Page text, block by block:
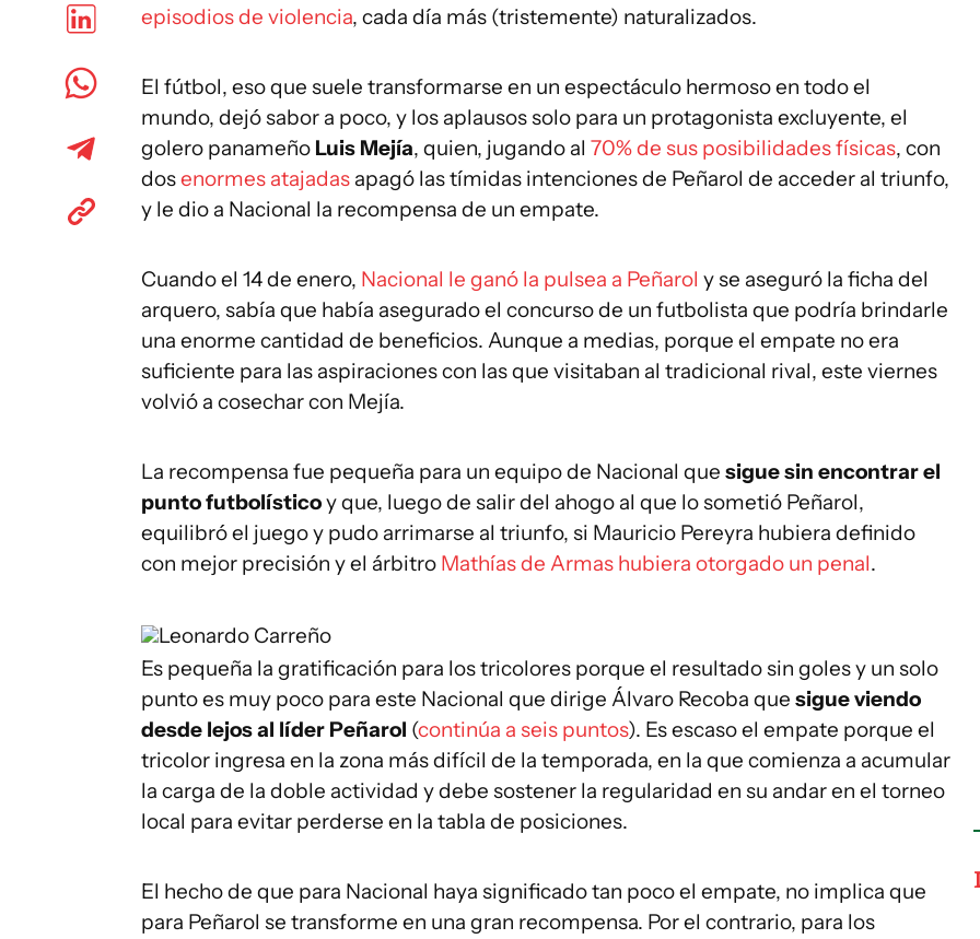
episodios de violencia, cada día más (tristemente) naturalizados.
El fútbol, eso que suele transformarse en un espectáculo hermoso en todo el
mundo, dejó sabor a poco, y los aplausos solo para un protagonista excluyente, el
golero panameño Luis Mejía, quien, jugando al 70% de sus posibilidades físicas, con
dosenormes atajadas apagó las tímidas intenciones de Peñarol de acceder al triunfo,
y le dio a Nacional la recompensa de un empate.
Cuando el 14 de enero, Nacional le ganó la pulsea a Peñarol y se aseguró la ficha del
arquero, sabía que había asegurado el concurso de un futbolista que podría brindarle
una enorme cantidad de beneficios. Aunque a medias, porque el empate no era
suficiente para las aspiraciones con las que visitaban al tradicional rival, este viernes
volvió a cosechar con Mejía.
La recompensa fue pequeña para un equipo de Nacional que sigue sin encontrar el
punto futbolísticoy que, luego de salir del ahogo al que lo sometió Peñarol,
equilibró el juego y pudo arrimarse al triunfo, si Mauricio Pereyra hubiera definido
con mejor precisión y el árbitro Mathías de Armas hubiera otorgado un penal.
Leonardo Carreño
Es pequeña la gratificación para los tricolores porque el resultado sin goles y un solo
punto es muy poco para este Nacional que dirige Álvaro Recoba que sigue viendo
desde lejos al líder Peñarol (continúa a seis puntos). Es escaso el empate porque el
tricolor ingresa en la zona más difícil de la temporada, en la que comienza a acumular
la carga de la doble actividad y debe sostener la regularidad en su andar en el torneo
local para evitar perderse en la tabla de posiciones.
El hecho de que para Nacional haya significado tan poco el empate, no implica que
para Peñarol se transforme en una gran recompensa. Por el contrario, para los